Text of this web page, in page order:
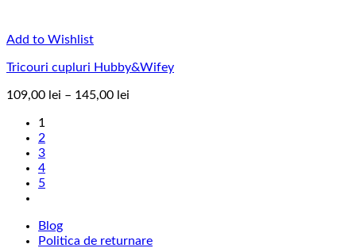
Add to Wishlist
Tricouri cupluri Hubby&Wifey
109,00 lei – 145,00 lei
1
2
3
4
5
Blog
Politica de returnare